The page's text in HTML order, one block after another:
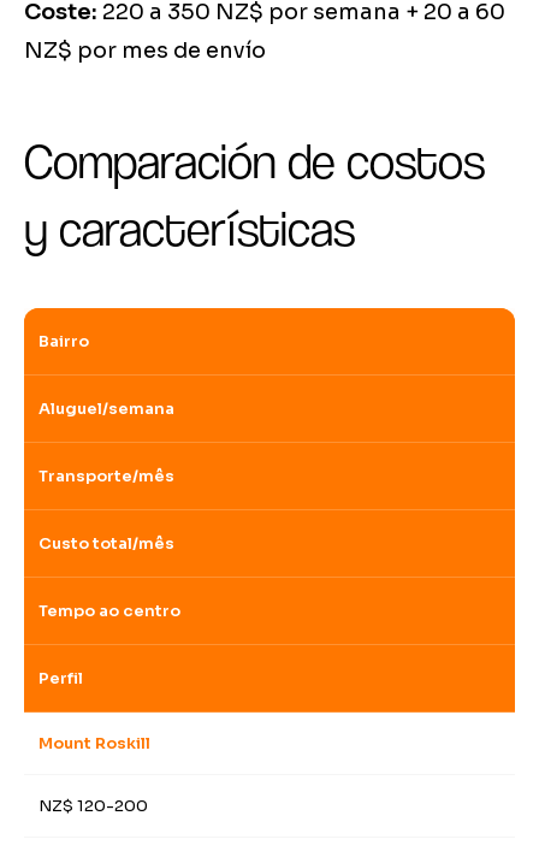
Coste: 220 a 350 NZ$ por semana + 20 a 60
NZ$ por mes de envío
Comparación de costos
y características
Bairro
Aluguel/semana
Transporte/mês
Custo total/mês
Tempo ao centro
Perfil
Mount Roskill
NZ$ 120-200